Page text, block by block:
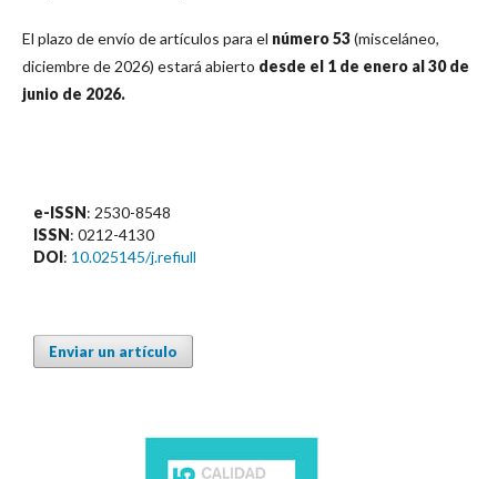
El plazo de envío de artículos para el número 53(misceláneo,
diciembre de 2026) estará abierto desde el 1 de enero al 30 de
junio de 2026.
e-ISSN: 2530-8548
ISSN: 0212-4130
DOI: 10.025145/j.refiull
Enviar un artículo